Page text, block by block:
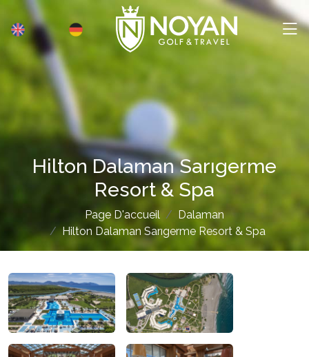
Hilton Dalaman Sarıgerme
Resort & Spa
Page D'accueil
Dalaman
Hilton Dalaman Sarıgerme Resort & Spa